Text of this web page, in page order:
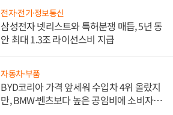
전자·전기·정보통신
삼성전자 넷리스트와 특허분쟁 매듭, 5년 동
안 최대 1.3조 라이선스비 지급
자동차·부품
BYD코리아 가격 앞세워 수입차 4위 올랐지
만, BMW·벤츠보다 높은 공임비에 소비자